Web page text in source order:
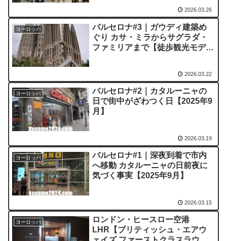
2026.03.26
ヨーロッパ
バルセロナ#3｜ガウディ建築め
ぐり カサ・ミラからサグラダ・
ファミリアまで【徒歩観光モデル
2026.03.22
ヨーロッパ
バルセロナ#2｜カタルーニャの
日で街中がざわつく日【2025年9
月】
2026.03.19
ヨーロッパ
バルセロナ#1｜深夜到着で市内
へ移動 カタルーニャの日前夜に
気づく事実【2025年9月】
2026.03.15
ヨーロッパ
ロンドン・ヒースロー空港
LHR【ブリティッシュ・エアウ